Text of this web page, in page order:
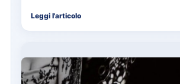
Leggi l'articolo